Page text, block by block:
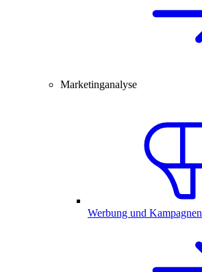
Marketinganalyse
Werbung und Kampagnen